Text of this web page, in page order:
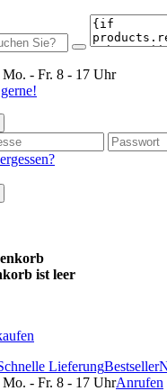
Mo. - Fr. 8 - 17 Uhr
ist leer
LieferungBestseller
Mo. - Fr. 8 - 17 UhrAnrufen